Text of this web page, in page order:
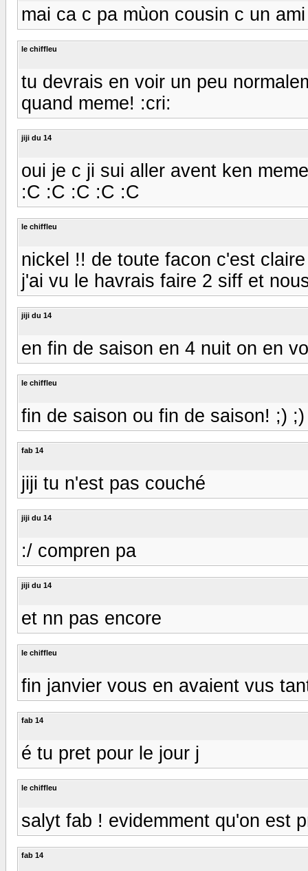
mai ca c pa mùon cousin c un
le chiffleu
tu devrais en voir un peu
quand meme! :cri:
jiji du 14
oui je c ji sui aller avent ken
:C :C :C :C :C
le chiffleu
nickel !! de toute facon c'est
j'ai vu le havrais faire 2 siff et
jiji du 14
en fin de saison en 4 nuit on en
le chiffleu
fin de saison ou fin de saison! ;) ;)
fab 14
jiji tu n'est pas couché
jiji du 14
:/ compren pa
jiji du 14
et nn pas encore
le chiffleu
fin janvier vous en avaient vus
fab 14
é tu pret pour le jour j
le chiffleu
salyt fab ! evidemment qu'on est
fab 14